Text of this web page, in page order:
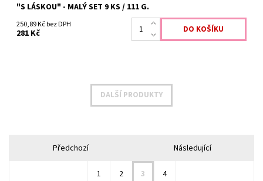
"S LÁSKOU" - MALÝ SET 9 KS / 111 G.
250,89 Kč bez DPH
281 Kč
DALŠÍ PRODUKTY
Předchozí Následující
1 2 3 4